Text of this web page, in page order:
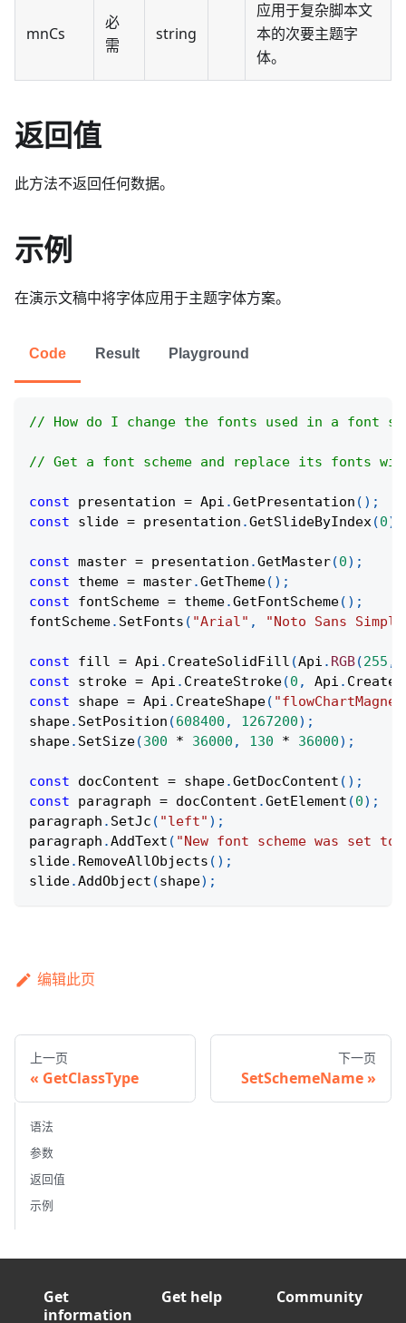
mnCs
必
需
string
应用于复杂脚本文
本的次要主题字
体。
返回值
此方法不返回任何数据。
示例
在演示文稿中将字体应用于主题字体方案。
Code Result Playground
// How do I change the fonts used in a font
// Get a font scheme and replace its fonts
const presentation = Api .GetPresentation ( ) ;
const slide = presentation .GetSlideByIndex(0)
const master = presentation .GetMaster(0) ;
const theme = master.GetTheme( ) ;
const fontScheme = theme.GetFontScheme( ) ;
fontScheme. SetFonts ( "Arial" , "Noto Sans
const fill = Api . CreateSolidFill (Api . RGB(255 ,
const stroke = Api . CreateStroke(0 , Api .
const shape = Api . CreateShape(
shape. SetPosition (608400 , 1267200) ;
shape. SetSize(300 * 36000 , 130 * 36000) ;
const docContent = shape.GetDocContent ( ) ;
const paragraph = docContent .GetElement (0) ;
paragraph . SetJc ( "left" ) ;
paragraph .AddText ( "New font scheme was set
slide. RemoveAllObjects ( ) ;
slide.AddObject (shape) ;
编辑此页
上一页
GetClassType
下一页
SetSchemeName
语法
参数
返回值
示例
Get
information
Get help Community